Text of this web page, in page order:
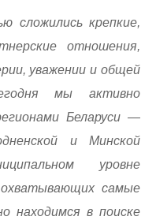
сложились крепкие,
отношения,
уважении и общей
мы активно
Беларуси —
и Минской
уровне
самые
находимся в поиске